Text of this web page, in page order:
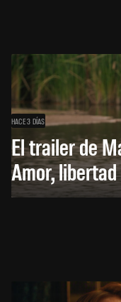
HACE 3 DÍAS
El trailer de
Amor,